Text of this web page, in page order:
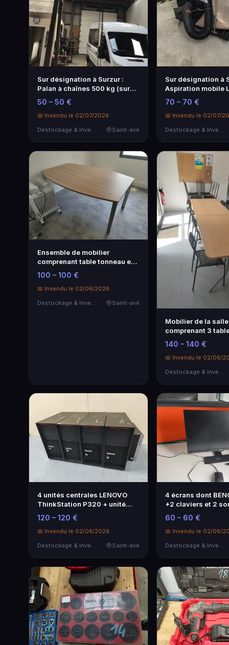
Sur désignation à Surzur :
Palan à chaînes 500 kg (sur
porti…
50 – 50 €
📅 Invendu le 02/07/2026
Saint-avé
Sur désignation à
Aspiration mobile
ASP152 Vi…
70 – 70 €
📅 Invendu le 02/07/
Ensemble de mobilier
comprenant table tonneau en
stratifié, …
100 – 100 €
📅 Invendu le 02/06/2026
Destockage & Invendus
Saint-avé
Mobilier de la
comprenant 3
chaise…
140 – 140 €
📅 Invendu le 02/06/
Destockage & Invendus
4 unités centrales LENOVO
ThinkStation P320 + unité
centrale…
120 – 120 €
📅 Invendu le 02/06/2026
Destockage & Invendus
Saint-avé
4 écrans dont
+2 claviers et 2
60 – 60 €
📅 Invendu le 02/06/
Destockage & Invendus